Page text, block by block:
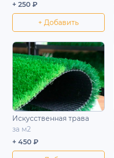
+ 250 ₽
+ Добавить
Искусственная трава
за м2
+ 450 ₽